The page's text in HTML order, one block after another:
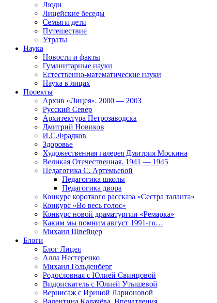
Люди
Лицейские беседы
Семья и дети
Путешествие
Утраты
Наука
Новости и факты
Гуманитарные науки
Естественно-математические науки
Наука в лицах
Проекты
Архив «Лицея». 2000 — 2003
Русский Север
Архитектура Петрозаводска
Дмитрий Новиков
И.С.Фрадков
Здоровье
Художественная галерея Дмитрия Москина
Великая Отечественная. 1941 — 1945
Педагогика С. Артемьевой
Педагогика школы
Педагогика двора
Конкурс короткого рассказа «Сестра таланта»
Конкурс «Во весь голос»
Конкурс новой драматургии «Ремарка»
Каким мы помним август 1991-го…
Михаил Швейцер
Блоги
Блог Лицея
Алла Нестеренко
Михаил Гольденберг
Родословная с Юлией Свинцовой
Видоискатель с Юлией Утышевой
Вернисаж с Ириной Ларионовой